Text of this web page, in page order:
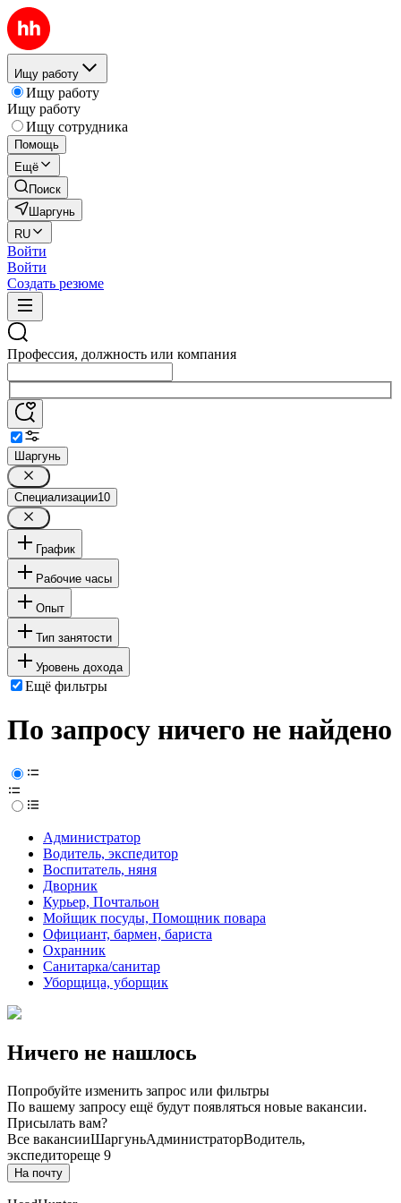
Ищу работу
Ищу работу
Ищу работу
Ищу сотрудника
Помощь
Ещё
Поиск
Шаргунь
RU
Войти
Войти
Создать резюме
Профессия, должность или компания
Шаргунь
Специализации10
График
Рабочие часы
Опыт
Тип занятости
Уровень дохода
Ещё фильтры
По запросу ничего не найдено
Администратор
Водитель, экспедитор
Воспитатель, няня
Дворник
Курьер, Почтальон
Мойщик посуды, Помощник повара
Официант, бармен, бариста
Охранник
Санитарка/санитар
Уборщица, уборщик
Ничего не нашлось
Попробуйте изменить запрос или фильтры
По вашему запросу ещё будут появляться новые вакансии.
Присылать вам?
Все вакансииШаргуньАдминистраторВодитель,
экспедитореще 9
На почту